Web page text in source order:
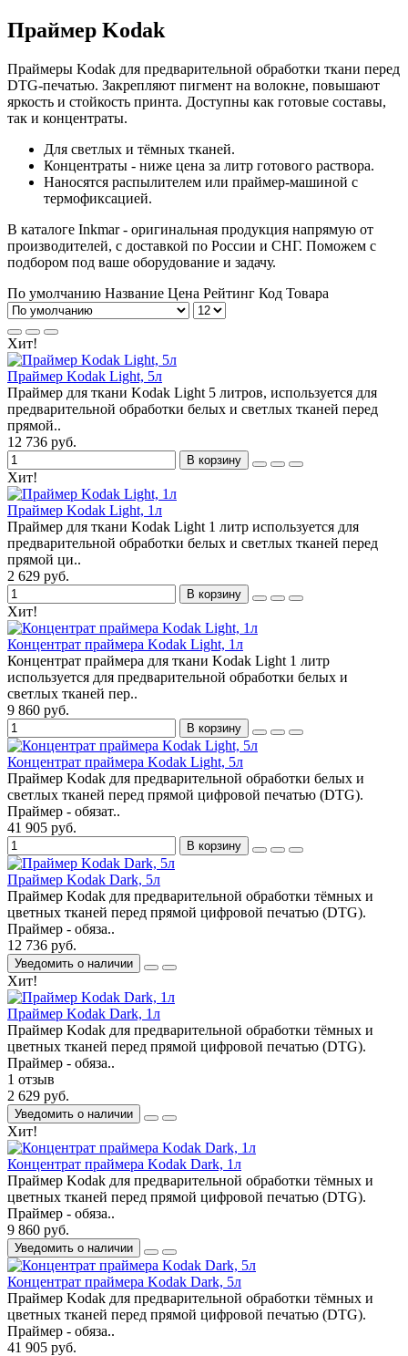
Праймер Kodak
Праймеры Kodak для предварительной обработки ткани перед
DTG-печатью. Закрепляют пигмент на волокне, повышают
яркость и стойкость принта. Доступны как готовые составы,
так и концентраты.
Для светлых и тёмных тканей.
Концентраты - ниже цена за литр готового раствора.
Наносятся распылителем или праймер-машиной с
термофиксацией.
В каталоге Inkmar - оригинальная продукция напрямую от
производителей, с доставкой по России и СНГ. Поможем с
подбором под ваше оборудование и задачу.
По умолчанию Название Цена Рейтинг Код Товара
Хит!
Праймер Kodak Light, 5л
Праймер для ткани Kodak Light 5 литров, используется для
предварительной обработки белых и светлых тканей перед
прямой..
12 736 руб.
В корзину
Хит!
Праймер Kodak Light, 1л
Праймер для ткани Kodak Light 1 литр используется для
предварительной обработки белых и светлых тканей перед
прямой ци..
2 629 руб.
В корзину
Хит!
Концентрат праймера Kodak Light, 1л
Концентрат праймера для ткани Kodak Light 1 литр
используется для предварительной обработки белых и
светлых тканей пер..
9 860 руб.
В корзину
Концентрат праймера Kodak Light, 5л
Праймер Kodak для предварительной обработки белых и
светлых тканей перед прямой цифровой печатью (DTG).
Праймер - обязат..
41 905 руб.
В корзину
Праймер Kodak Dark, 5л
Праймер Kodak для предварительной обработки тёмных и
цветных тканей перед прямой цифровой печатью (DTG).
Праймер - обяза..
12 736 руб.
Уведомить о наличии
Хит!
Праймер Kodak Dark, 1л
Праймер Kodak для предварительной обработки тёмных и
цветных тканей перед прямой цифровой печатью (DTG).
Праймер - обяза..
1 отзыв
2 629 руб.
Уведомить о наличии
Хит!
Концентрат праймера Kodak Dark, 1л
Праймер Kodak для предварительной обработки тёмных и
цветных тканей перед прямой цифровой печатью (DTG).
Праймер - обяза..
9 860 руб.
Уведомить о наличии
Концентрат праймера Kodak Dark, 5л
Праймер Kodak для предварительной обработки тёмных и
цветных тканей перед прямой цифровой печатью (DTG).
Праймер - обяза..
41 905 руб.